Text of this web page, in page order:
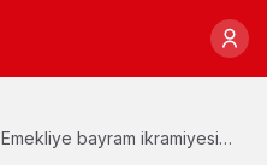
Emekliye bayram ikramiyesi